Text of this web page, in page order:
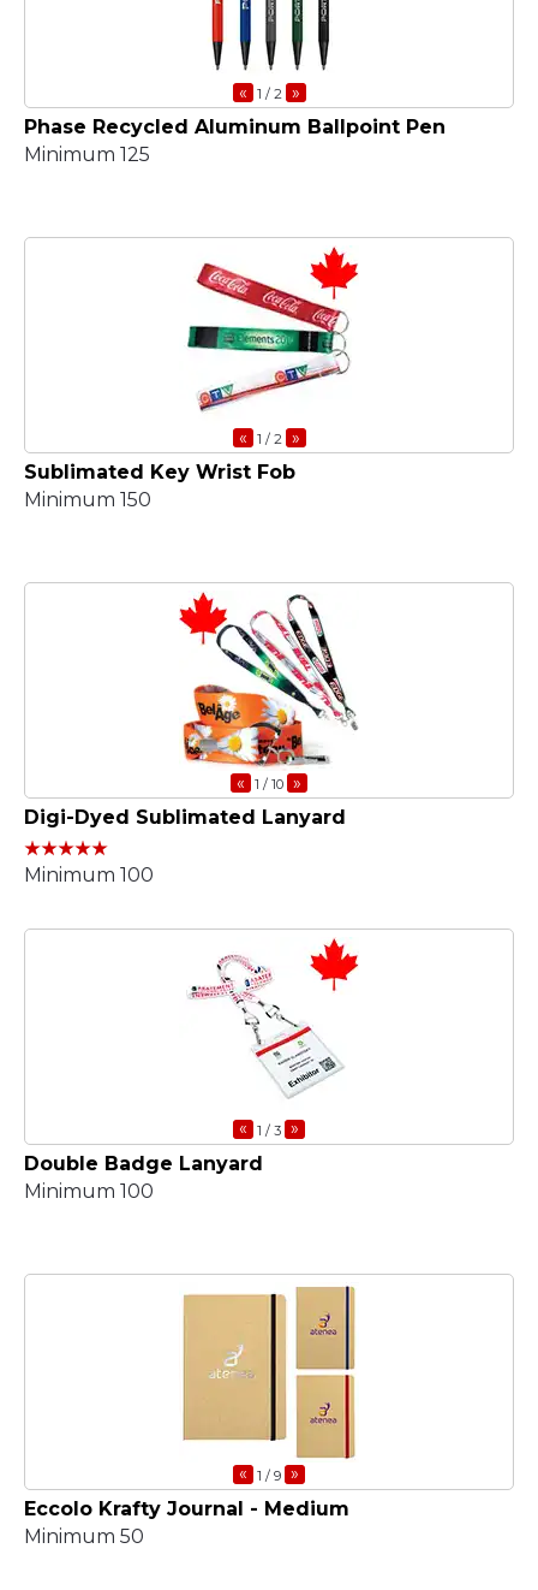
« 1 / 2 »
Phase Recycled Aluminum Ballpoint Pen
Minimum 125
« 1 / 2 »
Sublimated Key Wrist Fob
Minimum 150
« 1 / 10 »
Digi-Dyed Sublimated Lanyard
Minimum 100
« 1 / 3 »
Double Badge Lanyard
Minimum 100
« 1 / 9 »
Eccolo Krafty Journal - Medium
Minimum 50